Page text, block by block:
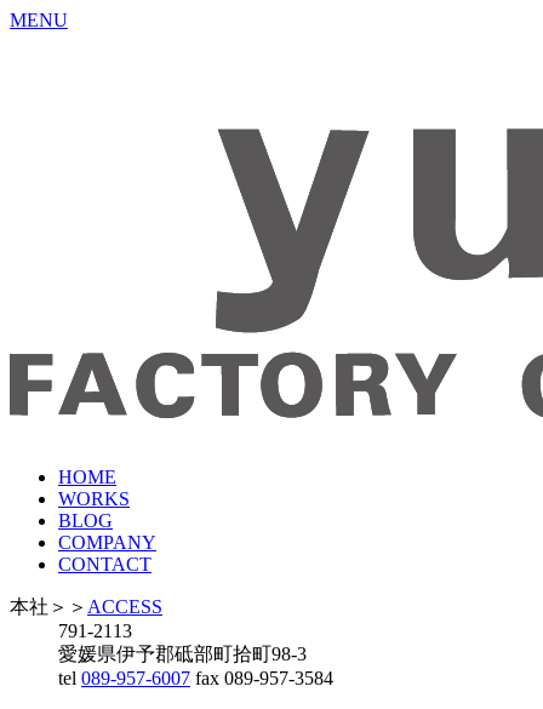
MENU
HOME
WORKS
BLOG
COMPANY
CONTACT
本社 ＞＞ ACCESS
791-2113
愛媛県伊予郡砥部町拾町98-3
tel 089-957-6007 fax 089-957-3584